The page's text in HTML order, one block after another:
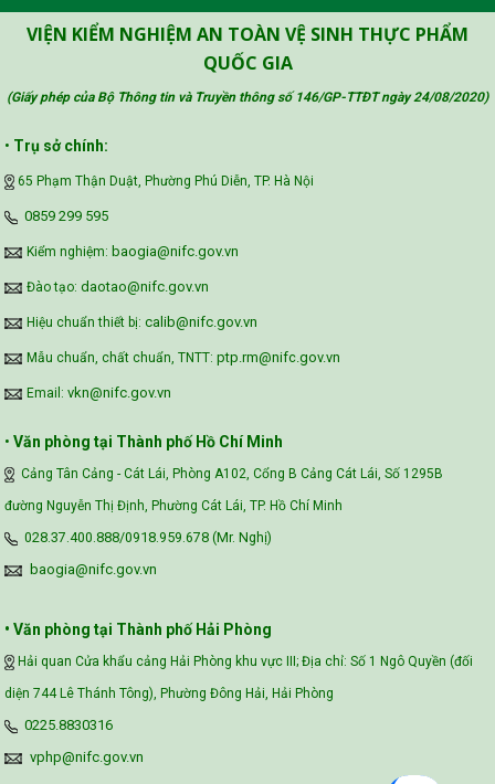
VIỆN KIỂM NGHIỆM AN TOÀN VỆ SINH THỰC PHẨM
QUỐC GIA
(Giấy phép của Bộ Thông tin và Truyền thông số 146/GP-TTĐT ngày 24/08/2020)
• Trụ sở chính:
65 Phạm Thận Duật, Phường Phú Diễn, TP. Hà Nội
‪0859 299 595‬
Kiểm nghiệm: baogia@nifc.gov.vn
Đào tạo: daotao@nifc.gov.vn
Hiệu chuẩn thiết bị: calib@nifc.gov.vn
Mẫu chuẩn, chất chuẩn, TNTT: ptp.rm@nifc.gov.vn
Email: vkn@nifc.gov.vn
• Văn phòng tại Thành phố Hồ Chí Minh
Cảng Tân Cảng - Cát Lái, Phòng A102, Cổng B Cảng Cát Lái, Số 1295B
đường Nguyễn Thị Định, Phường Cát Lái, TP. Hồ Chí Minh
028.37.400.888/0918.959.678 (Mr. Nghị)
baogia@nifc.gov.vn
• Văn phòng tại Thành phố Hải Phòng
Hải quan Cửa khẩu cảng Hải Phòng khu vực III; Địa chỉ: Số 1 Ngô Quyền (đối
diện 744 Lê Thánh Tông), Phường Đông Hải, Hải Phòng
0225.8830316
vphp@nifc.gov.vn